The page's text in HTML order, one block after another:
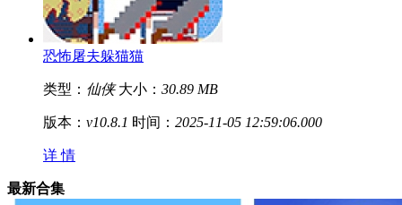
恐怖屠夫躲猫猫
类型： 仙侠 大小： 30.89 MB
版本： v10.8.1 时间： 2025-11-05 12:59:06.000
详 情
最新合集